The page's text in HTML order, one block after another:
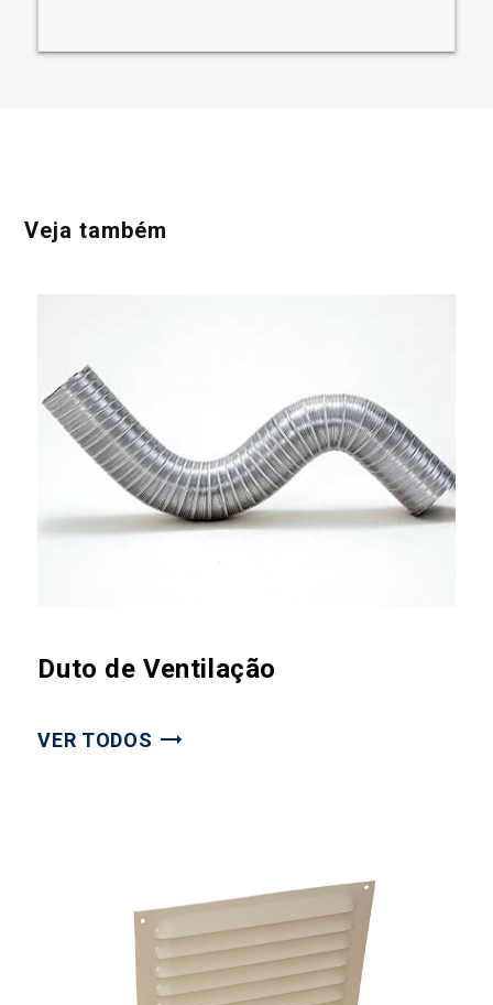
Veja também
Duto de Ventilação
VER TODOS